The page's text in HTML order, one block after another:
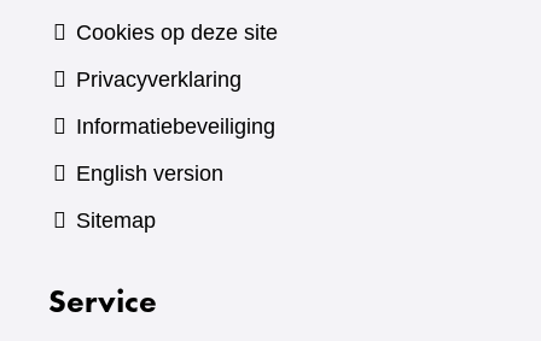
Cookies op deze site
Privacyverklaring
Informatiebeveiliging
English version
Sitemap
Service